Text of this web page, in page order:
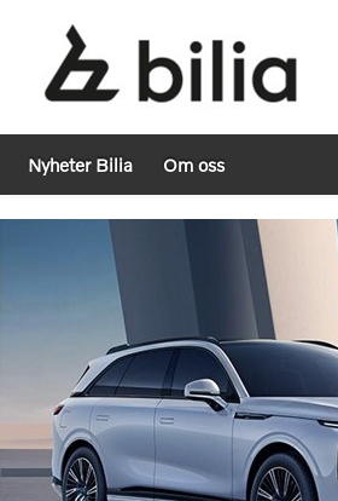
Nyheter Bilia Om oss